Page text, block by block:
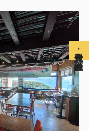
免費註冊會員，解鎖更多權益